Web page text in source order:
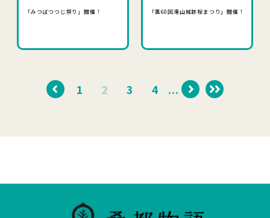
「みつばつつじ祭り」開催！ 「第60回滝山城跡桜まつり」開催！
. 1 2 3 4 ...